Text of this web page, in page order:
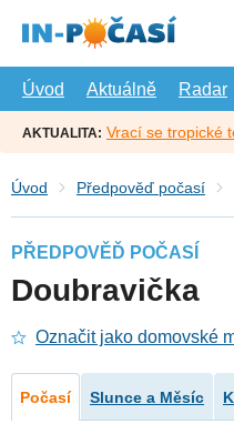
hlavní
Úvod
Aktuálně Radar
AKTUALITA: Vrací se tropické
Úvod Předpověď počasí
PŘEDPOVĚĎ POČASÍ
Doubravička
Označit jako domovské
Počasí Slunce a Měsíc